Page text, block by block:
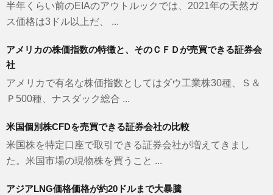
半年くらい前のEIAのアウトルックでは、2021年の天然ガ
ス価格は3ドル以上だ、 ...
アメリカの株価指数の特徴と、そのＣＦＤが売買できる証券会
社
アメリカで有名な株価指数としてはダウ工業株30種、Ｓ＆
Ｐ500種、ナスダック総合 ...
米国個別株CFDを売買できる証券会社の比較
米国株を特定口座で取引できる証券会社が増えてきまし
た。米国市場の現物株を買うこと ...
アジアLNG価格価格が約20ドルまで大暴騰